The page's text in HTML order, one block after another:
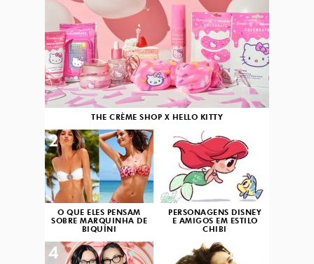
THE CRÈME SHOP X HELLO KITTY
O QUE ELES PENSAM
SOBRE MARQUINHA DE
BIQUÍNI
2
PERSONAGENS DISNEY
E AMIGOS EM ESTILO
CHIBI
3
4